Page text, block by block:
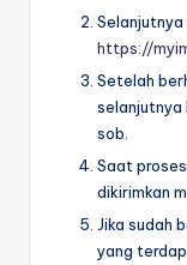
Selanjutnya
https://
Setelah
selanjutnya
sob.
Saat
dikirimkan
Jika sudah
yang